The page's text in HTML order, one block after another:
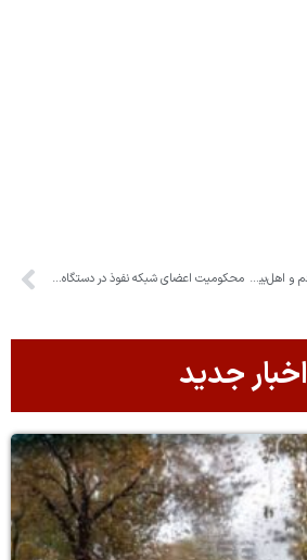
ولایت برآمده از پیوند میان مردم و اهل‌بیت (ع) است محکومیت اعضای شبکه نفوذ در دستگاه‌های دولتی و حاکمیتی در استان البرز
اخبار جدید